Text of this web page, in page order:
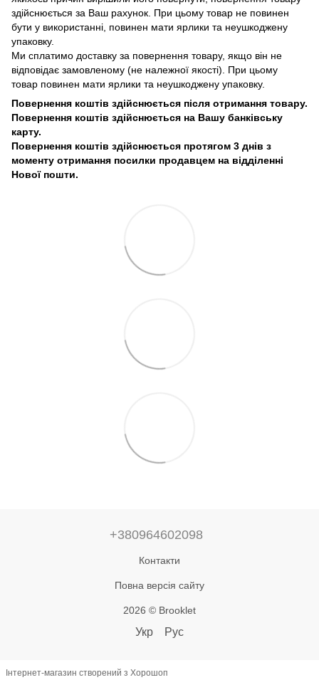
здійснюється за Ваш рахунок. При цьому товар не повинен
бути у використанні, повинен мати ярлики та неушкоджену
упаковку.
Ми сплатимо доставку за повернення товару, якщо він не
відповідає замовленому (не належної якості). При цьому
товар повинен мати ярлики та неушкоджену упаковку.
Повернення коштів здійснюється після отримання товару.
Повернення коштів здійснюється на Вашу банківську
карту.
Повернення коштів здійснюється протягом 3 днів з
моменту отримання посилки продавцем на відділенні
Нової пошти.
+380964602098
Контакти
Повна версія сайту
2026 © Brooklet
Укр Рус
Інтернет-магазин створений з Хорошоп